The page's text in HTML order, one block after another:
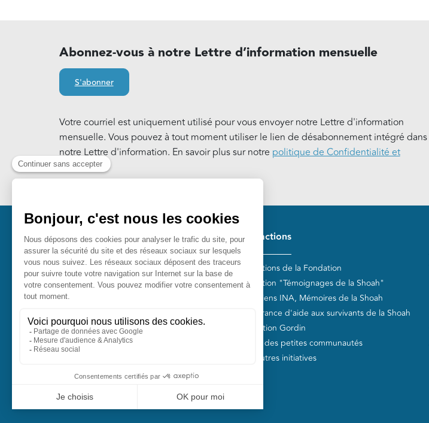
Abonnez-vous à notre Lettre d’information mensuelle
S'abonner
Votre courriel est uniquement utilisé pour vous envoyer notre Lettre d'information
mensuelle. Vous pouvez à tout moment utiliser le lien de désabonnement intégré dans
notre Lettre d'information. En savoir plus sur notre politique de Confidentialité et
Cookies.
Fondation pour la Mémoire de la
Shoah
Tél. 01 53 42 63 10
Pied de page
Nos actions
Les actions de la Fondation
Collection "Témoignages de la Shoah"
Entretiens INA, Mémoires de la Shoah
Plan France d'aide aux survivants de la Shoah
Fondation Gordin
Fonds des petites communautés
Nos autres initiatives